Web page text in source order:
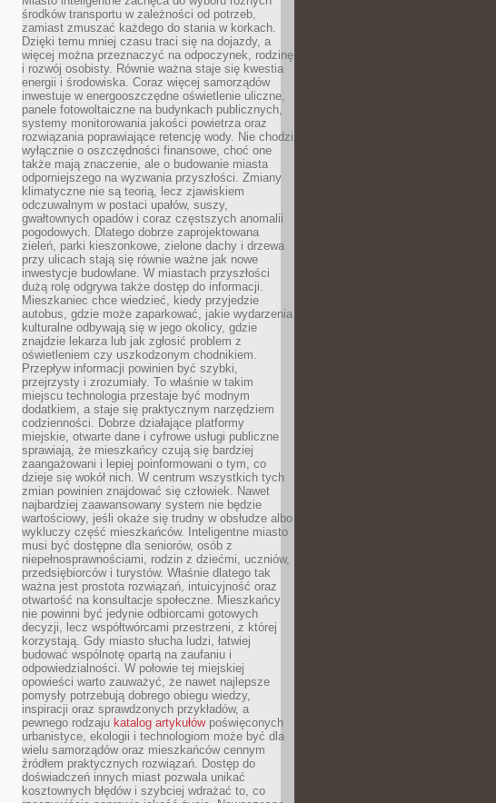
środków transportu w zależności od potrzeb,
zamiast zmuszać każdego do stania w korkach.
Dzięki temu mniej czasu traci się na dojazdy, a
więcej można przeznaczyć na odpoczynek, rodzinę
i rozwój osobisty. Równie ważna staje się kwestia
energii i środowiska. Coraz więcej samorządów
inwestuje w energooszczędne oświetlenie uliczne,
panele fotowoltaiczne na budynkach publicznych,
systemy monitorowania jakości powietrza oraz
rozwiązania poprawiające retencję wody. Nie chodzi
wyłącznie o oszczędności finansowe, choć one
także mają znaczenie, ale o budowanie miasta
odporniejszego na wyzwania przyszłości. Zmiany
klimatyczne nie są teorią, lecz zjawiskiem
odczuwalnym w postaci upałów, suszy,
gwałtownych opadów i coraz częstszych anomalii
pogodowych. Dlatego dobrze zaprojektowana
zieleń, parki kieszonkowe, zielone dachy i drzewa
przy ulicach stają się równie ważne jak nowe
inwestycje budowlane. W miastach przyszłości
dużą rolę odgrywa także dostęp do informacji.
Mieszkaniec chce wiedzieć, kiedy przyjedzie
autobus, gdzie może zaparkować, jakie wydarzenia
kulturalne odbywają się w jego okolicy, gdzie
znajdzie lekarza lub jak zgłosić problem z
oświetleniem czy uszkodzonym chodnikiem.
Przepływ informacji powinien być szybki,
przejrzysty i zrozumiały. To właśnie w takim
miejscu technologia przestaje być modnym
dodatkiem, a staje się praktycznym narzędziem
codzienności. Dobrze działające platformy
miejskie, otwarte dane i cyfrowe usługi publiczne
sprawiają, że mieszkańcy czują się bardziej
zaangażowani i lepiej poinformowani o tym, co
dzieje się wokół nich. W centrum wszystkich tych
zmian powinien znajdować się człowiek. Nawet
najbardziej zaawansowany system nie będzie
wartościowy, jeśli okaże się trudny w obsłudze albo
wykluczy część mieszkańców. Inteligentne miasto
musi być dostępne dla seniorów, osób z
niepełnosprawnościami, rodzin z dziećmi, uczniów,
przedsiębiorców i turystów. Właśnie dlatego tak
ważna jest prostota rozwiązań, intuicyjność oraz
otwartość na konsultacje społeczne. Mieszkańcy
nie powinni być jedynie odbiorcami gotowych
decyzji, lecz współtwórcami przestrzeni, z której
korzystają. Gdy miasto słucha ludzi, łatwiej
budować wspólnotę opartą na zaufaniu i
odpowiedzialności. W połowie tej miejskiej
opowieści warto zauważyć, że nawet najlepsze
pomysły potrzebują dobrego obiegu wiedzy,
inspiracji oraz sprawdzonych przykładów, a
pewnego rodzaju katalog artykułówpoświęconych
urbanistyce, ekologii i technologiom może być dla
wielu samorządów oraz mieszkańców cennym
źródłem praktycznych rozwiązań. Dostęp do
doświadczeń innych miast pozwala unikać
kosztownych błędów i szybciej wdrażać to, co